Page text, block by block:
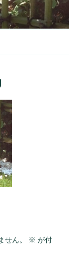
ん。 ※ が付